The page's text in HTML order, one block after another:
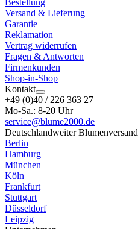
Bestellung
Versand & Lieferung
Garantie
Reklamation
Vertrag widerrufen
Fragen & Antworten
Firmenkunden
Shop-in-Shop
Kontakt
+49 (0)40 / 226 363 27
Mo-Sa.: 8-20 Uhr
service@blume2000.de
Deutschlandweiter Blumenversand
Berlin
Hamburg
München
Köln
Frankfurt
Stuttgart
Düsseldorf
Leipzig